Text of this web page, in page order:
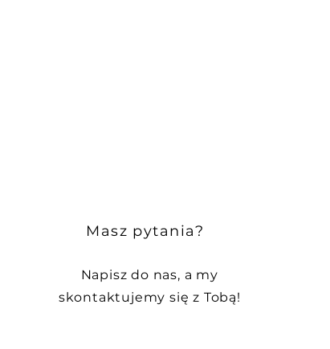
Masz pytania?
Napisz do nas, a my
skontaktujemy się z Tobą!